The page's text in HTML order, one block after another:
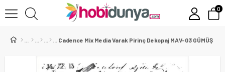
0
Cadence Mix Media Varak Pirinç Dekopaj MAV-03 GÜMÜŞ